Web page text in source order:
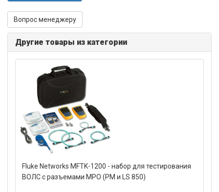
Вопрос менеджеру
Другие товары из категории
Fluke Networks MFTK-1200 - набор для тестирования
ВОЛС с разъемами MPO (PM и LS 850)